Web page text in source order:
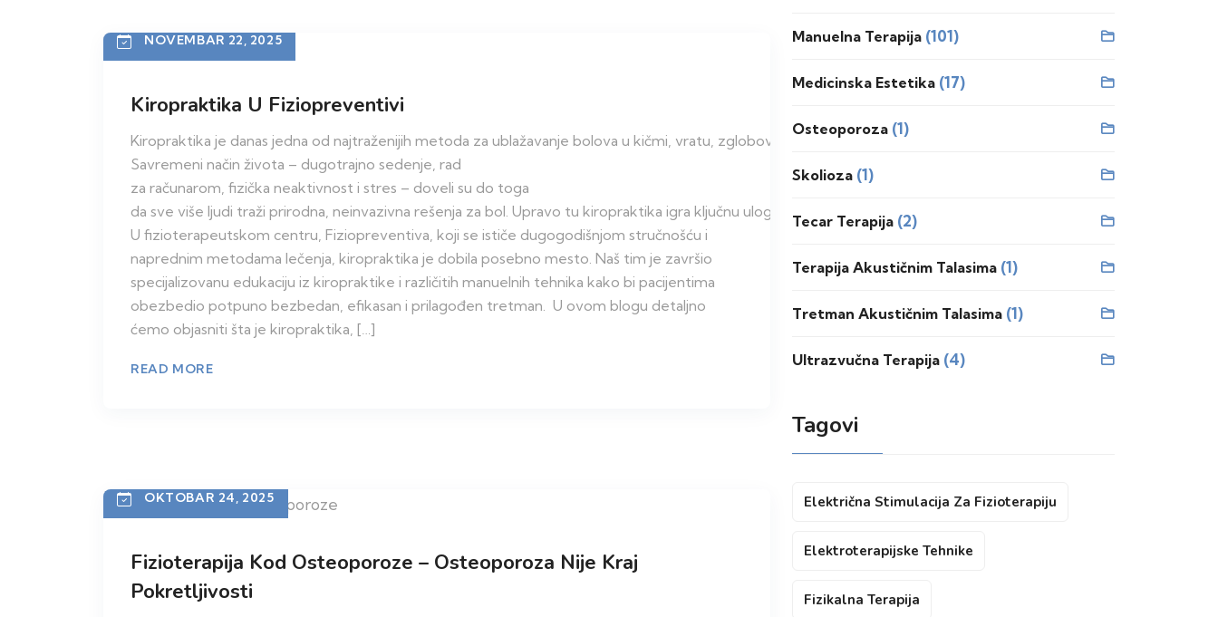
NOVEMBAR 22, 2025
Kiropraktika U Fiziopreventivi
Kiropraktika je danas jedna od najtraženijih metoda za ublažavanje bolova u kičmi, vratu, zglobovima i mišićima.
Savremeni način života – dugotrajno sedenje, rad
za računarom, fizička neaktivnost i stres – doveli su do toga
da sve više ljudi traži prirodna, neinvazivna rešenja za bol. Upravo tu kiropraktika igra ključnu ulogu.
U fizioterapeutskom centru, Fiziopreventiva, koji se ističe dugogodišnjom stručnošću i
naprednim metodama lečenja, kiropraktika je dobila posebno mesto. Naš tim je završio
specijalizovanu edukaciju iz kiropraktike i različitih manuelnih tehnika kako bi pacijentima
obezbedio potpuno bezbedan, efikasan i prilagođen tretman. U ovom blogu detaljno
ćemo objasniti šta je kiropraktika, […]
READ MORE
OKTOBAR 24, 2025
Fizioterapija Kod Osteoporoze – Osteoporoza Nije Kraj
Pokretljivosti
Manuelna Terapija (101)
Medicinska Estetika (17)
Osteoporoza (1)
Skolioza (1)
Tecar Terapija (2)
Terapija Akustičnim Talasima (1)
Tretman Akustičnim Talasima (1)
Ultrazvučna Terapija (4)
Tagovi
Električna Stimulacija Za Fizioterapiju
Elektroterapijske Tehnike
Fizikalna Terapija